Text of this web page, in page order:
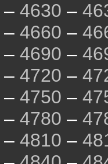
– 4630 –
– 4660 –
– 4690 –
– 4720 –
– 4750 –
– 4780 –
– 4810 –